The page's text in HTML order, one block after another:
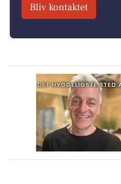
Bliv kontaktet